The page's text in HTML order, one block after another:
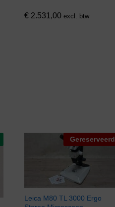
€2.531,00 excl. btw
Gereserveerd
Leica M80 TL 3000 Ergo